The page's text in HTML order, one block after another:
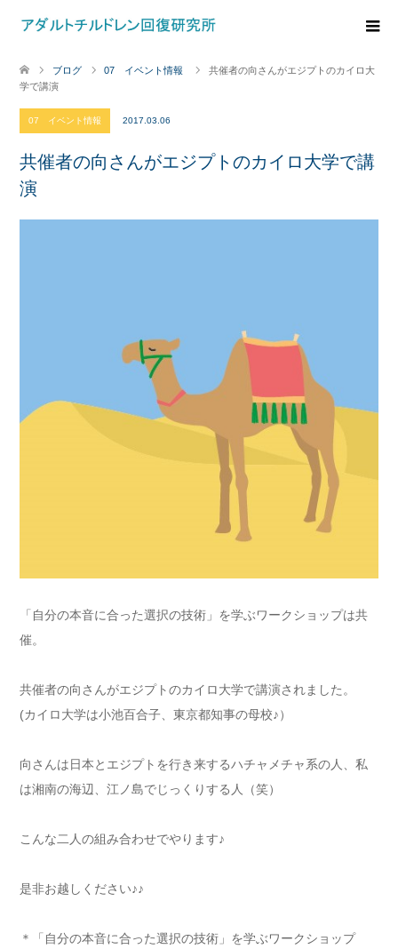
ブログ 07 イベント情報
共催者の向さんがエジプトのカイロ大
学で講演
07 イベント情報 2017.03.06
共催者の向さんがエジプトのカイロ大学で講
演
「自分の本音に合った選択の技術」を学ぶワークショップは共
催。
共催者の向さんがエジプトのカイロ大学で講演されました。
(カイロ大学は小池百合子、東京都知事の母校♪）
向さんは日本とエジプトを行き来するハチャメチャ系の人、私
は湘南の海辺、江ノ島でじっくりする人（笑）
こんな二人の組み合わせでやります♪
是非お越しください♪♪
＊「自分の本音に合った選択の技術」を学ぶワークショップ